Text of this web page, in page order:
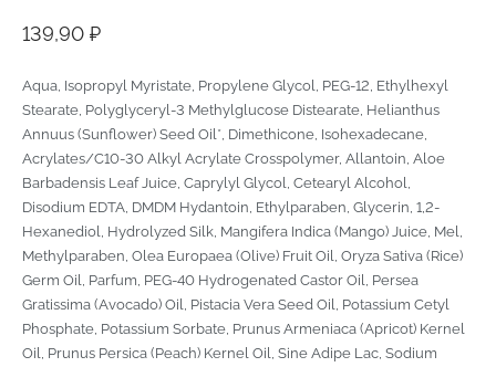
139,90 ₽
Aqua, Isopropyl Myristate, Propylene Glycol, PEG-12, Ethylhexyl
Stearate, Polyglyceryl-3 Methylglucose Distearate, Helianthus
Annuus (Sunflower) Seed Oil*, Dimethicone, Isohexadecane,
Acrylates/C10-30 Alkyl Acrylate Crosspolymer, Allantoin, Aloe
Barbadensis Leaf Juice, Caprylyl Glycol, Cetearyl Alcohol,
Disodium EDTA, DMDM Hydantoin, Ethylparaben, Glycerin, 1,2-
Hexanediol, Hydrolyzed Silk, Mangifera Indica (Mango) Juice, Mel,
Methylparaben, Olea Europaea (Olive) Fruit Oil, Oryza Sativa (Rice)
Germ Oil, Parfum, PEG-40 Hydrogenated Castor Oil, Persea
Gratissima (Avocado) Oil, Pistacia Vera Seed Oil, Potassium Cetyl
Phosphate, Potassium Sorbate, Prunus Armeniaca (Apricot) Kernel
Oil, Prunus Persica (Peach) Kernel Oil, Sine Adipe Lac, Sodium